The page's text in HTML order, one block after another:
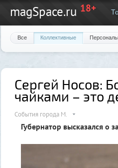
magSpace.ru 18+
Все Коллективные
Сергей Носов:
чайками – это
События города М.
Губернатор высказался о